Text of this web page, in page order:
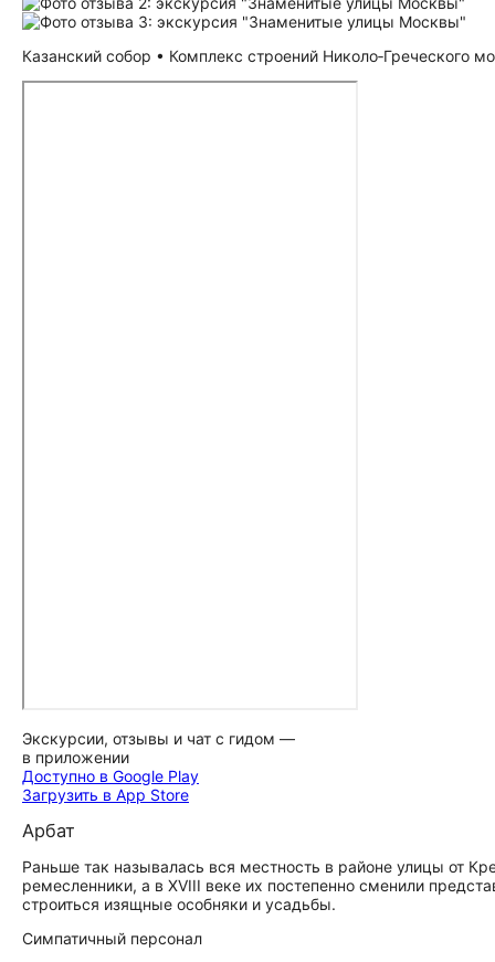
Казанский собор • Комплекс строений Николо‑Греческого
Экскурсии, отзывы и чат с гидом —
в приложении
Доступно в Google Play
Загрузить в App Store
Арбат
Раньше так называлась вся местность в районе улицы от
ремесленники, а в XVIII веке их постепенно сменили
строиться изящные особняки и усадьбы.
Симпатичный персонал